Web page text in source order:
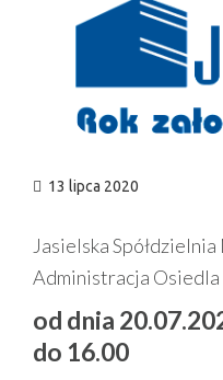
13 lipca 2020
Jasielska
Administracja Osiedla
od dnia
do 16.00